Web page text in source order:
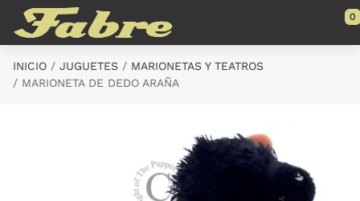
Saltar al contenido principal
0
INICIO JUGUETES
MARIONETAS Y TEATROS
MARIONETA DE DEDO ARAÑA